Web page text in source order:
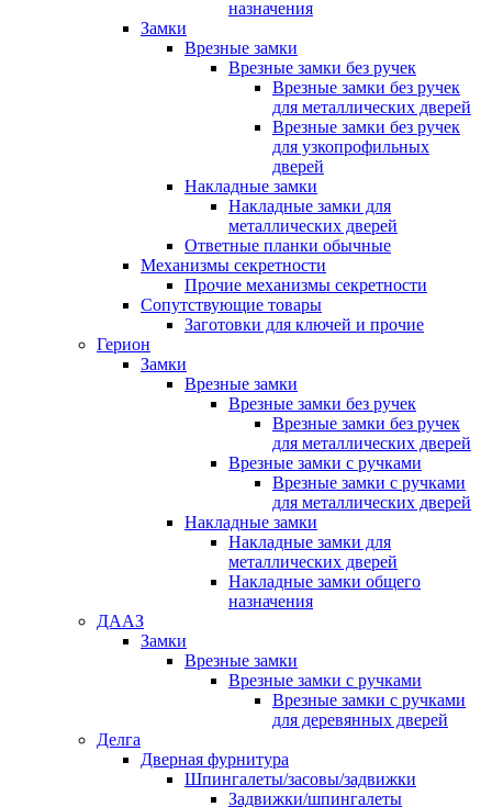
назначения
Замки
Врезные замки
Врезные замки без ручек
Врезные замки без ручек
для металлических дверей
Врезные замки без ручек
для узкопрофильных
дверей
Накладные замки
Накладные замки для
металлических дверей
Ответные планки обычные
Механизмы секретности
Прочие механизмы секретности
Сопутствующие товары
Заготовки для ключей и прочие
Герион
Замки
Врезные замки
Врезные замки без ручек
Врезные замки без ручек
для металлических дверей
Врезные замки с ручками
Врезные замки с ручками
для металлических дверей
Накладные замки
Накладные замки для
металлических дверей
Накладные замки общего
назначения
ДААЗ
Замки
Врезные замки
Врезные замки с ручками
Врезные замки с ручками
для деревянных дверей
Делга
Дверная фурнитура
Шпингалеты/засовы/задвижки
Задвижки/шпингалеты